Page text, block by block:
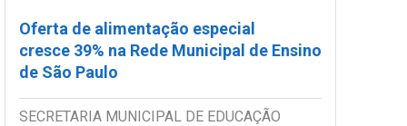
Oferta de alimentação especial
cresce 39% na Rede Municipal de Ensino
de São Paulo
SECRETARIA MUNICIPAL DE EDUCAÇÃO